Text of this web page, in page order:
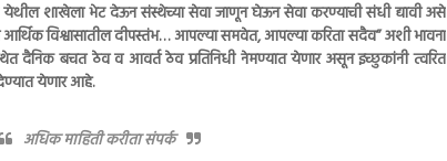
येथील शाखेला भेट देऊन संस्थेच्या सेवा जाणून घेऊन सेवा करण्याची संधी द्यावी असे
विश्वासातील दीपस्तंभ… आपल्या समवेत, आपल्या करिता सदैव” अशी भावना
दैनिक बचत ठेव व आवर्त ठेव प्रतिनिधी नेमण्यात येणार असून इच्छुकांनी त्वरित
येणार आहे.
अधिक माहिती करीता संपर्क